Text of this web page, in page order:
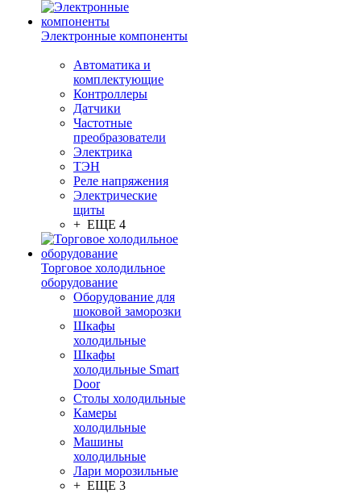
Электронные компоненты
Автоматика и
комплектующие
Контроллеры
Датчики
Частотные
преобразователи
Электрика
ТЭН
Реле напряжения
Электрические
щиты
+ ЕЩЕ 4
Торговое холодильное
оборудование
Оборудование для
шоковой заморозки
Шкафы
холодильные
Шкафы
холодильные Smart
Door
Столы холодильные
Камеры
холодильные
Машины
холодильные
Лари морозильные
+ ЕЩЕ 3